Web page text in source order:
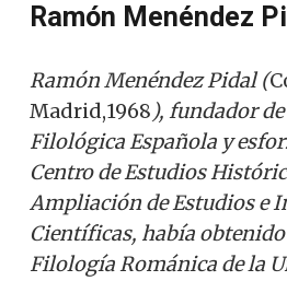
Ramón Menéndez
Ramón Menéndez Pidal (
Madrid,1968), fundador
Filológica Española y
Centro de Estudios
Ampliación de Estudios e
Científicas, había obtenido
Filología Románica de la